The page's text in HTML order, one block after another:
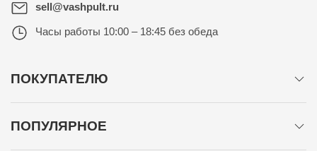
sell@vashpult.ru
Часы работы 10:00 – 18:45 без обеда
ПОКУПАТЕЛЮ
ПОПУЛЯРНОЕ